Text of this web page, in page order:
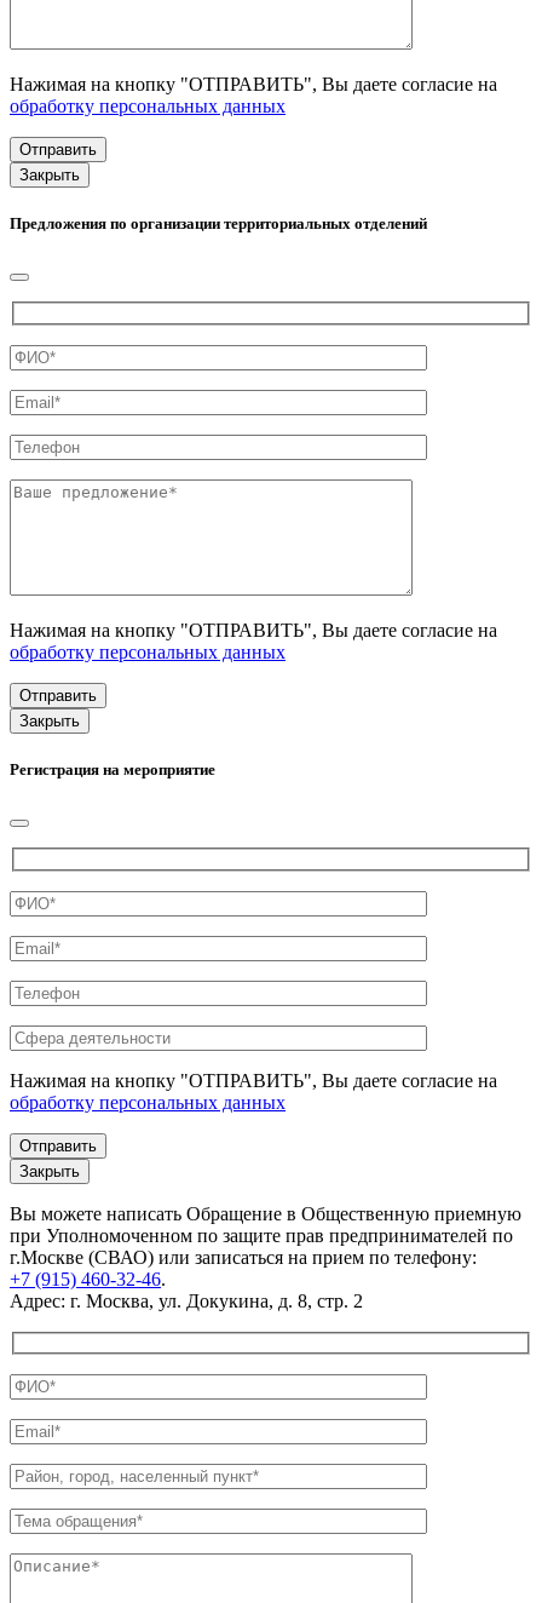
Нажимая на кнопку "ОТПРАВИТЬ", Вы даете согласие на
обработку персональных данных
Закрыть
Предложения по организации территориальных отделений
Нажимая на кнопку "ОТПРАВИТЬ", Вы даете согласие на
обработку персональных данных
Закрыть
Регистрация на мероприятие
Нажимая на кнопку "ОТПРАВИТЬ", Вы даете согласие на
обработку персональных данных
Закрыть
Вы можете написать Обращение в Общественную приемную
при Уполномоченном по защите прав предпринимателей по
г.Москве (СВАО) или записаться на прием по телефону:
+7 (915) 460-32-46.
Адрес: г. Москва, ул. Докукина, д. 8, стр. 2